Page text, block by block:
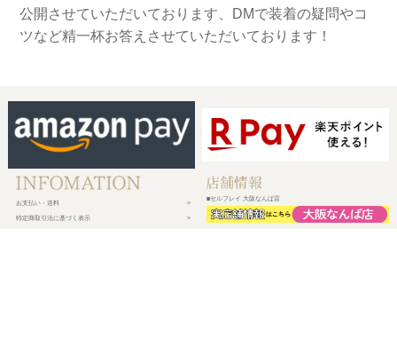
公開させていただいております、DMで装着の疑問やコ
ツなど精一杯お答えさせていただいております！
お支払い・送料
特定商取引法に基づく表示
■セルフレイ 大阪なんば店